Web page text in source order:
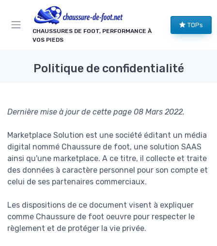
CHAUSSURES DE FOOT, PERFORMANCE À
VOS PIEDS
TOPs
Politique de confidentialité
Dernière mise à jour de cette page 08 Mars 2022.
Marketplace Solution est une société éditant un média
digital nommé Chaussure de foot, une solution SAAS
ainsi qu'une marketplace. A ce titre, il collecte et traite
des données à caractère personnel pour son compte et
celui de ses partenaires commerciaux.
Les dispositions de ce document visent à expliquer
comme Chaussure de foot oeuvre pour respecter le
règlement et de protéger la vie privée.
Panneau de gestion des cookies